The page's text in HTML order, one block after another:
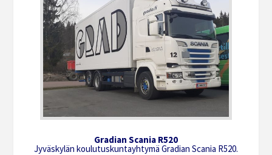
Gradian Scania R520
Jyväskylän koulutuskuntayhtymä Gradian Scania R520.